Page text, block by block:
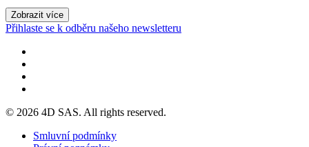
Zobrazit více
Přihlaste se k odběru našeho newsletteru
© 2026 4D SAS. All rights reserved.
Smluvní podmínky